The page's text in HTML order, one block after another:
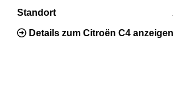
Standort
Details zum Citroën C4 anzeigen